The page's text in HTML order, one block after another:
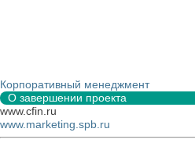
Корпоративный менеджмент
О завершении проекта
www.cfin.ru
www.marketing.spb.ru